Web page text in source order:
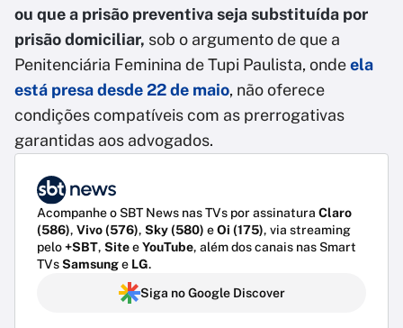
ou que a prisão preventiva seja substituída por
prisão domiciliar, sob o argumento de que a
Penitenciária Feminina de Tupi Paulista, ondeela
está presa desde 22 de maio, não oferece
condições compatíveis com as prerrogativas
garantidas aos advogados.
Acompanhe o SBT News nas TVs por assinatura Claro
(586), Vivo (576), Sky (580) eOi (175), via streaming
pelo+SBT, SiteeYouTube, além dos canais nas Smart
TVsSamsunge LG.
Siga no Google Discover